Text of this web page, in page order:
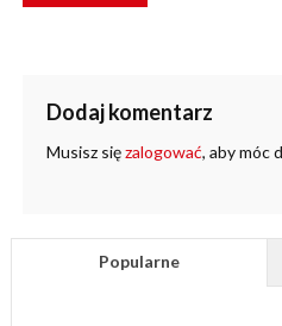
Dodaj komentarz
Musisz sięzalogować, aby móc
Popularne